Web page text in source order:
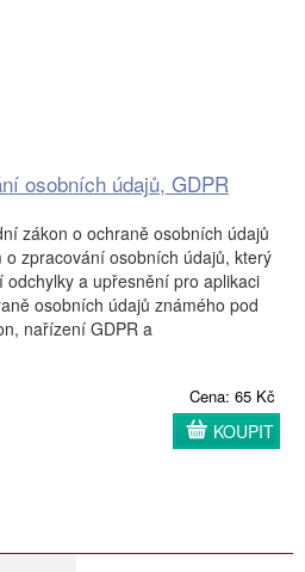
osobních údajů, GDPR
zákon o ochraně osobních údajů
zpracování osobních údajů, který
a upřesnění pro aplikaci
osobních údajů známého pod
nařízení GDPR a
Cena: 65 Kč
KOUPIT